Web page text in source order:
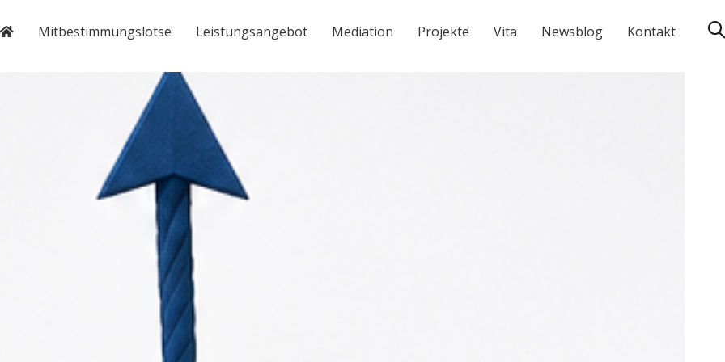
Mitbestimmungslotse Leistungsangebot Mediation Projekte Vita Newsblog Kontakt